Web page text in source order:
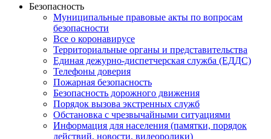
Безопасность
Муниципальные правовые акты по вопросам
безопасности
Все о коронавирусе
Территориальные органы и представительства
Единая дежурно-диспетчерская служба (ЕДДС)
Телефоны доверия
Пожарная безопасность
Безопасность дорожного движения
Порядок вызова экстренных служб
Обстановка с чрезвычайными ситуациями
Информация для населения (памятки, порядок
действий, новости, видеоролики)